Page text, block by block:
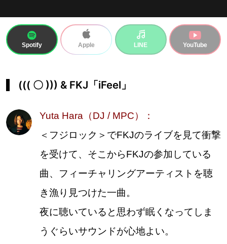
Spotify Apple LINE YouTube
((( 〇 ))) & FKJ「iFeel」
Yuta Hara（DJ / MPC）：
＜フジロック＞でFKJのライブを見て衝撃
を受けて、そこからFKJの参加している
曲、フィーチャリングアーティストを聴
き漁り見つけた一曲。
夜に聴いていると思わず眠くなってしま
うぐらいサウンドが心地よい。